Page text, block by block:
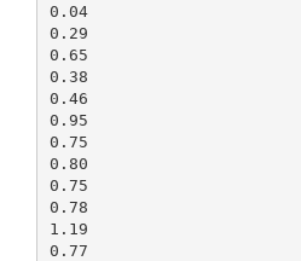
0.04
0.29
0.65
0.38
0.46
0.95
0.75
0.80
0.75
0.78
1.19
0.77